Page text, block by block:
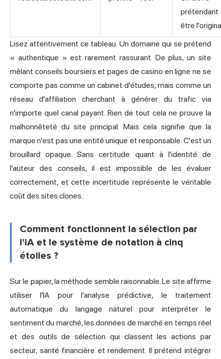
prétendant
être
Lisez attentivement ce tableau. Un domaine qui se prétend
« authentique » est rarement rassurant. De plus, un site
mêlant conseils boursiers et pages de casino en ligne ne se
comporte pas comme un cabinet d'études, mais comme un
réseau d'affiliation cherchant à générer du trafic via
n'importe quel canal payant. Rien de tout cela ne prouve la
malhonnêteté du site principal. Mais cela signifie que la
marque n'est pas une entité unique et responsable. C'est un
brouillard opaque. Sans certitude quant à l'identité de
l'auteur des conseils, il est impossible de les évaluer
correctement, et cette incertitude représente le véritable
coût des sites clones.
Comment fonctionnent la sélection par
l'IA et le système de notation à cinq
étoiles ?
Sur le papier, la méthode semble raisonnable. Le site affirme
utiliser l'IA pour l'analyse prédictive, le traitement
automatique du langage naturel pour interpréter le
sentiment du marché, les données de marché en temps réel
et des outils de sélection qui classent les actions par
secteur, santé financière et rendement. Il prétend intégrer